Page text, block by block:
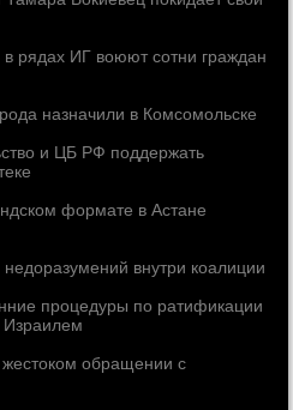
рядах ИГ воюют сотни граждан
назначили в Комсомольске
и ЦБ РФ поддержать
формате в Астане
внутри коалиции
процедуры по ратификации
Израилем
обращении с